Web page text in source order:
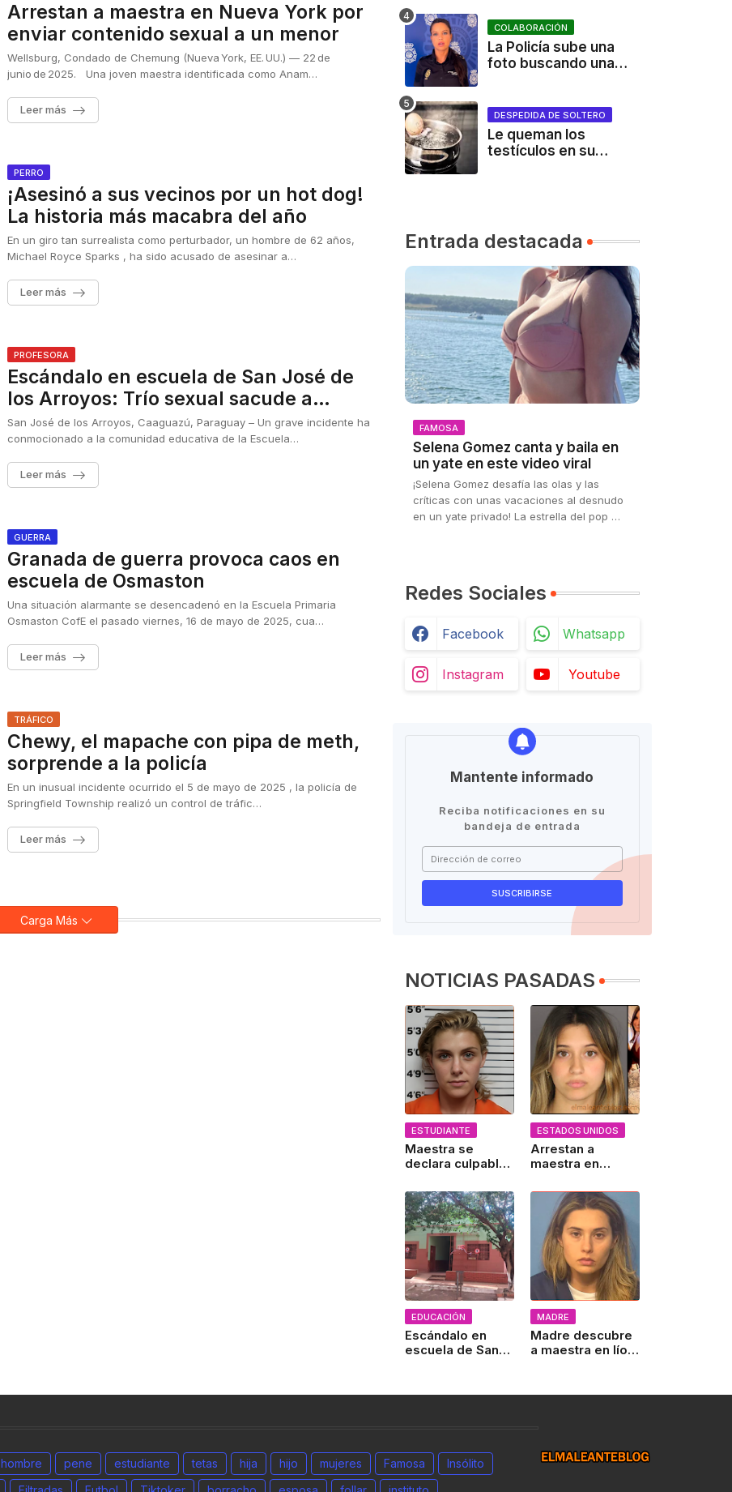
Arrestan a maestra en Nueva York por
enviar contenido sexual a un menor
Wellsburg, Condado de Chemung (Nueva York, EE. UU.) — 22 de
junio de 2025. Una joven maestra identificada como Anam…
Leer más
PERRO
¡Asesinó a sus vecinos por un hot dog!
La historia más macabra del año
En un giro tan surrealista como perturbador, un hombre de 62 años,
Michael Royce Sparks , ha sido acusado de asesinar a…
Leer más
PROFESORA
Escándalo en escuela de San José de
los Arroyos: Trío sexual sacude a
padres y alumnos
San José de los Arroyos, Caaguazú, Paraguay – Un grave incidente ha
conmocionado a la comunidad educativa de la Escuela…
Leer más
GUERRA
Granada de guerra provoca caos en
escuela de Osmaston
Una situación alarmante se desencadenó en la Escuela Primaria
Osmaston CofE el pasado viernes, 16 de mayo de 2025, cua…
Leer más
TRÁFICO
Chewy, el mapache con pipa de meth,
sorprende a la policía
En un inusual incidente ocurrido el 5 de mayo de 2025 , la policía de
Springfield Township realizó un control de tráfic…
Leer más
Carga Más
concierto a cambio de
cervezas
COLABORACIÓN
La Policía sube una
foto buscando una
DESPEDIDA DE SOLTERO
Le queman los
testículos en su
Entrada destacada
FAMOSA
Selena Gomez canta y baila en
un yate en este video viral
¡Selena Gomez desafía las olas y las
críticas con unas vacaciones al desnudo
en un yate privado! La estrella del pop …
Redes Sociales
Facebook Whatsapp
Instagram Youtube
Mantente informado
Reciba notificaciones en su
bandeja de entrada
NOTICIAS PASADAS
ESTUDIANTE
Maestra se
declara culpable:
enviado nudes a
alumno por
Snapchat
ESTADOS UNIDOS
Arrestan a
maestra en
enviar contenido
sexual a un
menor
EDUCACIÓN
Escándalo en
escuela de San
sexual sacude a
MADRE
Madre descubre
a maestra en lío
hombre pene estudiante tetas hija hijo mujeres Famosa
Insólito